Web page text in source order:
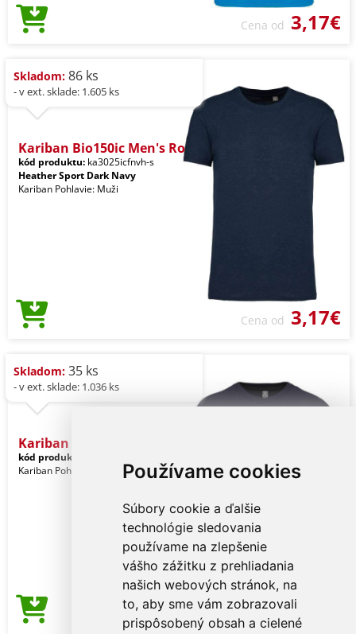
Používame cookies
Súbory cookie a ďalšie
technológie sledovania
používame na zlepšenie
vášho zážitku z prehliadania
našich webových stránok, na
to, aby sme vám zobrazovali
prispôsobený obsah a cielené
Cena od 3,17€
Skladom: 86 ks
- v ext. sklade: 1.605 ks
Kariban Bio150ic Men's Ro
kód produktu: ka3025icfnvh-s
Heather Sport Dark Navy
Kariban Pohlavie: Muži
Cena od 3,17€
Skladom: 35 ks
- v ext. sklade: 1.036 ks
Kariban Bio150ic Men's Ro
kód produktu:
Kariban Pohlavie: Muži
Cena od 3,17€